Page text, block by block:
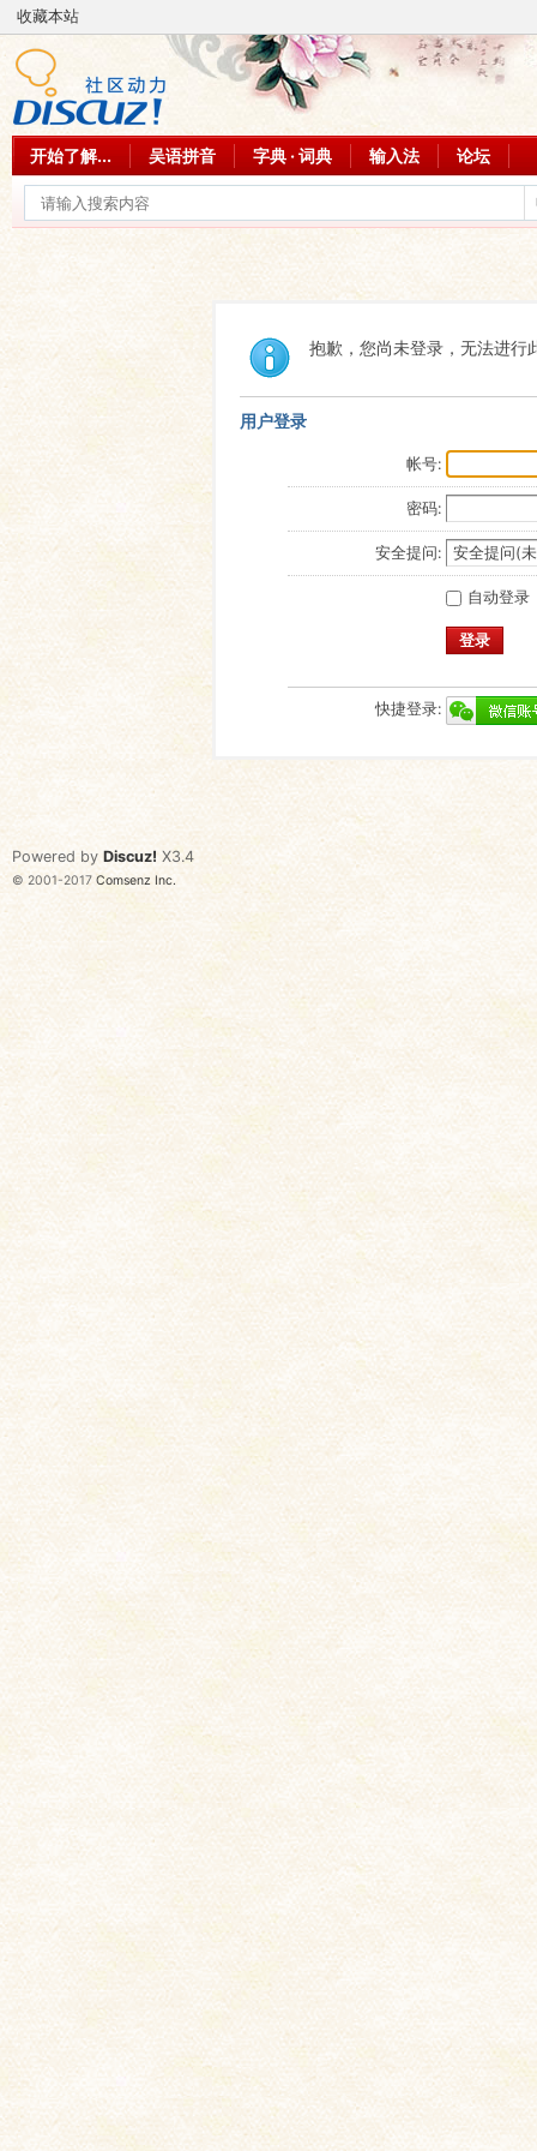
收藏本站
开始了解... 吴语拼音 字典 · 词典 输入法 论坛
抱歉，您尚未登录，无法进行
用户登录
帐号:
密码:
安全提问:
自动登录
登录
快捷登录:
Powered by Discuz! X3.4
© 2001-2017 Comsenz Inc.